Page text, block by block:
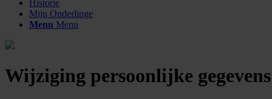
Historie
Mijn Onderlinge
Menu Menu
Wijziging persoonlijke gegevens